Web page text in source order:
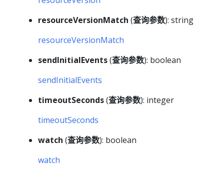
resourceVersionMatch (查询参数): string
resourceVersionMatch
sendInitialEvents(查询参数): boolean
sendInitialEvents
timeoutSeconds(查询参数): integer
timeoutSeconds
watch (查询参数): boolean
watch